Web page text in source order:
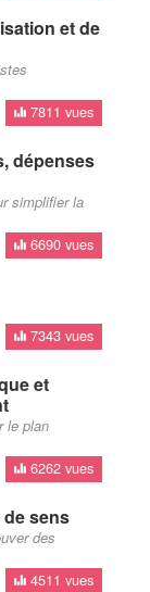
et de
7811 vues
dépenses
simplifier la
6690 vues
7343 vues
et
le plan
6262 vues
sens
des
4511 vues